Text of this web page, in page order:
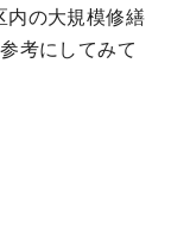
内の大規模修繕
考にしてみて